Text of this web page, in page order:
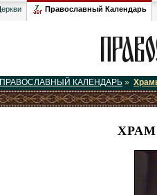
Православный Календарь
ПРАВОСЛАВНЫЙ КАЛЕНДАРЬ »